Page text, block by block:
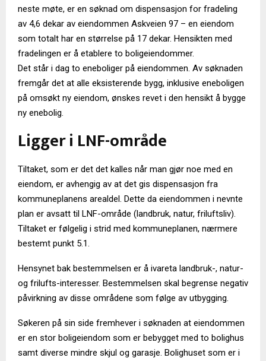
neste møte, er en søknad om dispensasjon for fradeling
av 4,6 dekar av eiendommen Askveien 97 – en eiendom
som totalt har en størrelse på 17 dekar. Hensikten med
fradelingen er å etablere to boligeiendommer.
Det står i dag to eneboliger på eiendommen. Av søknaden
fremgår det at alle eksisterende bygg, inklusive eneboligen
på omsøkt ny eiendom, ønskes revet i den hensikt å bygge
ny enebolig.
Ligger i LNF-område
Tiltaket, som er det det kalles når man gjør noe med en
eiendom, er avhengig av at det gis dispensasjon fra
kommuneplanens arealdel. Dette da eiendommen i nevnte
plan er avsatt til LNF-område (landbruk, natur, friluftsliv).
Tiltaket er følgelig i strid med kommuneplanen, nærmere
bestemt punkt 5.1.
Hensynet bak bestemmelsen er å ivareta landbruk-, natur-
og frilufts-interesser. Bestemmelsen skal begrense negativ
påvirkning av disse områdene som følge av utbygging.
Søkeren på sin side fremhever i søknaden at eiendommen
er en stor boligeiendom som er bebygget med to bolighus
samt diverse mindre skjul og garasje. Bolighuset som er i